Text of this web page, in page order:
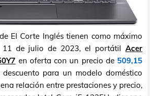
El Corte Inglés tienen como máximo
11 de julio de 2023, el portátil Acer
en oferta con un precio de 509,15
descuento para un modelo doméstico
relación entre prestaciones y precio,